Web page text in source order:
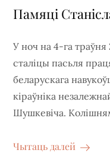
on
Памяці
У ноч на 4-га траўня
сталіцы пасьля
беларускага
кіраўніка
Шушкевіча.
Чытаць далей